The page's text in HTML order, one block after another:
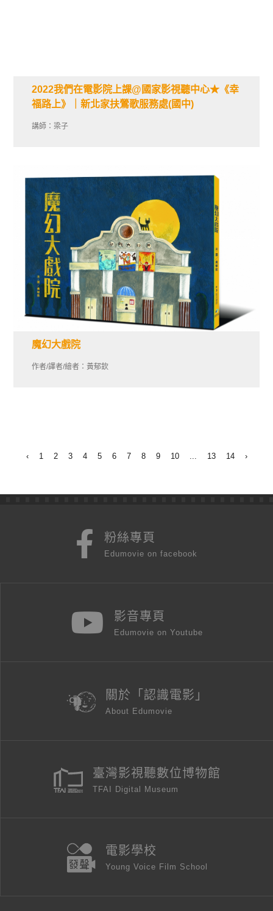
2022我們在電影院上課@國家影視聽中心★《幸
福路上》｜新北家扶鶯歌服務處(國中)
講師：梁子
魔幻大戲院
作者/譯者/繪者：黃郁欽
‹ 1 2 3 4 5 6 7 8 9 10 ... 13 14 ›
粉絲專頁
Edumovie on facebook
影音專頁
Edumovie on Youtube
關於「認識電影」
About Edumovie
臺灣影視聽數位博物館
TFAI Digital Museum
電影學校
Young Voice Film School